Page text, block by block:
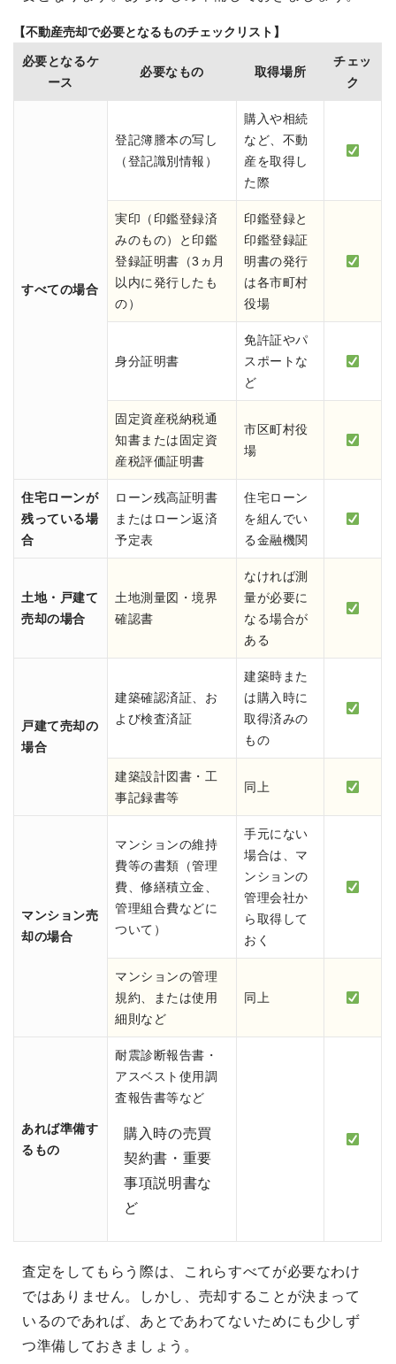
【不動産売却で必要となるものチェックリスト】
必要となるケ
ース
必要なもの 取得場所
チェッ
ク
すべての場合
登記簿謄本の写し
（登記識別情報）
購入や相続
など、不動
産を取得し
た際
実印（印鑑登録済
みのもの）と印鑑
登録証明書（3ヵ月
以内に発行したも
の）
印鑑登録と
印鑑登録証
明書の発行
は各市町村
役場
身分証明書
免許証やパ
スポートな
ど
固定資産税納税通
知書または固定資
産税評価証明書
市区町村役
場
住宅ローンが
残っている場
合
ローン残高証明書
またはローン返済
予定表
住宅ローン
を組んでい
る金融機関
土地・戸建て
売却の場合
土地測量図・境界
確認書
なければ測
量が必要に
なる場合が
ある
戸建て売却の
場合
建築確認済証、お
よび検査済証
建築時また
は購入時に
取得済みの
もの
建築設計図書・工
事記録書等
同上
マンション売
却の場合
マンションの維持
費等の書類（管理
費、修繕積立金、
管理組合費などに
ついて）
手元にない
場合は、マ
ンションの
管理会社か
ら取得して
おく
マンションの管理
規約、または使用
細則など
同上
あれば準備す
るもの
耐震診断報告書・
アスベスト使用調
査報告書等など
購入時の売買
契約書・重要
事項説明書な
ど
査定をしてもらう際は、これらすべてが必要なわけ
ではありません。しかし、売却することが決まって
いるのであれば、あとであわてないためにも少しず
つ準備しておきましょう。